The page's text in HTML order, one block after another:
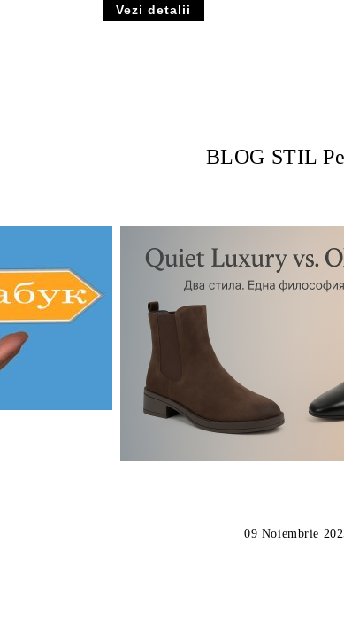
Vezi detalii
BLOG STIL
09 Noiembrie